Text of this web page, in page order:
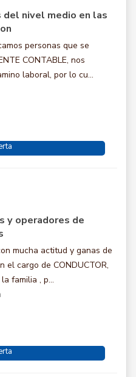
nivel medio en las
personas que se
CONTABLE, nos
laboral, por lo cu...
y operadores de
mucha actitud y ganas de
el cargo de CONDUCTOR,
familia , p...